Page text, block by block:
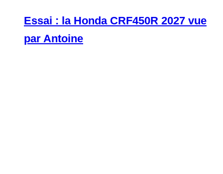
Essai : la Honda CRF450R 2027 vue
par Antoine